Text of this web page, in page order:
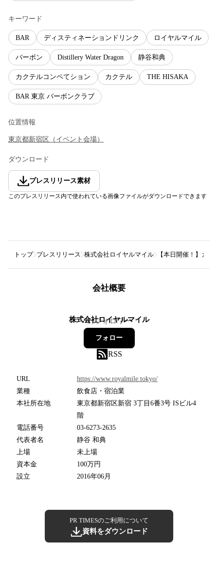
キーワード
BAR ディスティネーションドリンク ロイヤルマイル
バーボン Distillery Water Dragon 静谷和典
カクテルコンペてション カクテル THE HISAKA
BAR 東京 バーボンクラブ
位置情報
東京都新宿区 （ イベント会場）
ダウンロード
プレスリリース素材
このプレスリリース内で使われている画像ファイルがダウンロードできます
トップ プレスリリース 株式会社ロイヤルマイル 【本日開催！】カ
会社概要
株式会社ロイヤルマイル
11フォロワー
フォロー
RSS
URL
https://www.royalmile.tokyo/
業種
飲食店・宿泊業
本社所在地
東京都新宿区新宿 3丁目6番3号 ISビル4
階
電話番号
03-6273-2635
代表者名
静谷 和典
上場
未上場
資本金
100万円
設立
2016年06月
PR TIMESのご利用について
資料をダウンロード